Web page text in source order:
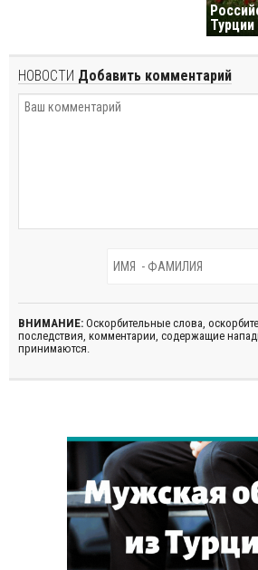
Турции
НОВОСТИ Добавить комментарий
ВНИМАНИЕ: Оскорбительные слова,
последствия, комментарии, содержащие
принимаются.